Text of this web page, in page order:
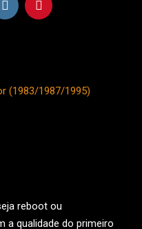
(1983/1987/1995)
reboot ou
a qualidade do primeiro